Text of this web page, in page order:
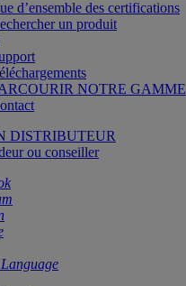
d’ensemble des certifications
un produit
NOTRE GAMME
DISTRIBUTEUR
ou conseiller